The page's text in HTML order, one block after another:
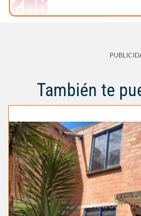
También te